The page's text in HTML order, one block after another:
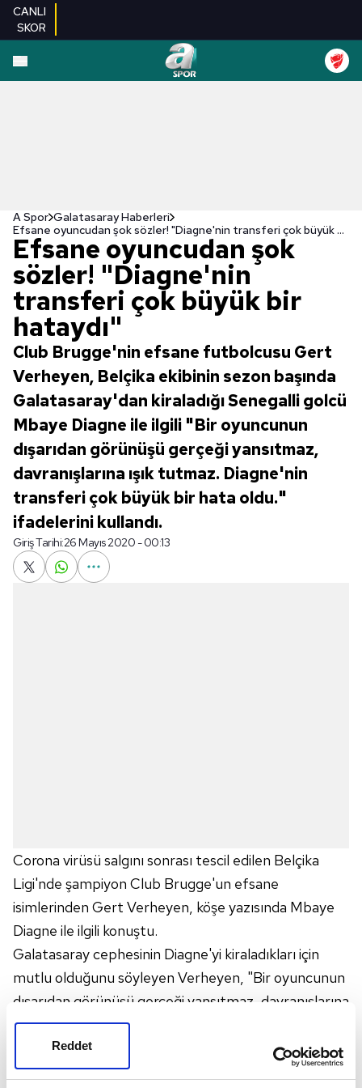
Reddet
CANLI
SKOR
A Spor Galatasaray Haberleri
Efsane oyuncudan şok sözler! "Diagne'nin transferi çok büyük bir hataydı"
Efsane oyuncudan şok
sözler! "Diagne'nin
transferi çok büyük bir
hataydı"
Club Brugge'nin efsane futbolcusu Gert
Verheyen, Belçika ekibinin sezon başında
Galatasaray'dan kiraladığı Senegalli golcü
Mbaye Diagne ile ilgili "Bir oyuncunun
dışarıdan görünüşü gerçeği yansıtmaz,
davranışlarına ışık tutmaz. Diagne'nin
transferi çok büyük bir hata oldu."
ifadelerini kullandı.
Giriş Tarihi:26 Mayıs 2020 - 00:13
Corona virüsü salgını sonrası tescil edilen Belçika
Ligi'nde şampiyon Club Brugge'un efsane
isimlerinden Gert Verheyen, köşe yazısında Mbaye
Diagne ile ilgili konuştu.
Galatasaray cephesinin Diagne'yi kiraladıkları için
mutlu olduğunu söyleyen Verheyen, "Bir oyuncunun
dışarıdan görünüşü gerçeği yansıtmaz, davranışlarına
ışık tutmaz. Diagne'nin transferi çok büyük bir hata
oldu. Galatasaray'da birileriyle konuştuğunuzda,
Diagne'yi gönderdikleri için mutlu olduklarını